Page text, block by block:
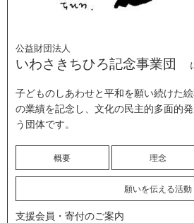
公益財団法人
いわさきちひろ記念事業団
子どものしあわせと平和を願い続けた
の業績を記念し、文化の民主的多面的
う団体です。
概要 理念
願いを伝える活動
支援会員・寄付のご案内